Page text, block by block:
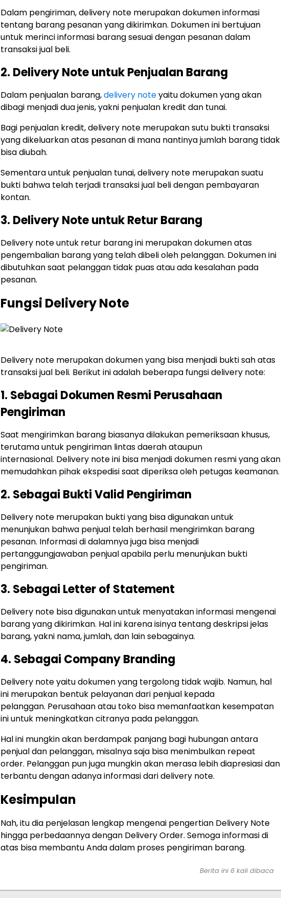
Dalam pengiriman, delivery note merupakan dokumen informasi
tentang barang pesanan yang dikirimkan. Dokumen ini bertujuan
untuk merinci informasi barang sesuai dengan pesanan dalam
transaksi jual beli.
2. Delivery Note untuk Penjualan Barang
Dalam penjualan barang,delivery noteyaitu dokumen yang akan
dibagi menjadi dua jenis, yakni penjualan kredit dan tunai.
Bagi penjualan kredit, delivery note merupakan sutu bukti transaksi
yang dikeluarkan atas pesanan di mana nantinya jumlah barang tidak
bisa diubah.
Sementara untuk penjualan tunai, delivery note merupakan suatu
bukti bahwa telah terjadi transaksi jual beli dengan pembayaran
kontan.
3. Delivery Note untuk Retur Barang
Delivery note untuk retur barang ini merupakan dokumen atas
pengembalian barang yang telah dibeli oleh pelanggan. Dokumen ini
dibutuhkan saat pelanggan tidak puas atau ada kesalahan pada
pesanan.
Fungsi Delivery Note
Delivery note merupakan dokumen yang bisa menjadi bukti sah atas
transaksi jual beli. Berikut ini adalah beberapa fungsi delivery note:
1. Sebagai Dokumen Resmi Perusahaan
Pengiriman
Saat mengirimkan barang biasanya dilakukan pemeriksaan khusus,
terutama untuk pengiriman lintas daerah ataupun
internasional. Delivery note ini bisa menjadi dokumen resmi yang akan
memudahkan pihak ekspedisi saat diperiksa oleh petugas keamanan.
2. Sebagai Bukti Valid Pengiriman
Delivery note merupakan bukti yang bisa digunakan untuk
menunjukan bahwa penjual telah berhasil mengirimkan barang
pesanan. Informasi di dalamnya juga bisa menjadi
pertanggungjawaban penjual apabila perlu menunjukan bukti
pengiriman.
3. Sebagai Letter of Statement
Delivery note bisa digunakan untuk menyatakan informasi mengenai
barang yang dikirimkan. Hal ini karena isinya tentang deskripsi jelas
barang, yakni nama, jumlah, dan lain sebagainya.
4. Sebagai Company Branding
Delivery note yaitu dokumen yang tergolong tidak wajib. Namun, hal
ini merupakan bentuk pelayanan dari penjual kepada
pelanggan. Perusahaan atau toko bisa memanfaatkan kesempatan
ini untuk meningkatkan citranya pada pelanggan.
Hal ini mungkin akan berdampak panjang bagi hubungan antara
penjual dan pelanggan, misalnya saja bisa menimbulkan repeat
order. Pelanggan pun juga mungkin akan merasa lebih diapresiasi dan
terbantu dengan adanya informasi dari delivery note.
Kesimpulan
Nah, itu dia penjelasan lengkap mengenai pengertian Delivery Note
hingga perbedaannya dengan Delivery Order. Semoga informasi di
atas bisa membantu Anda dalam proses pengiriman barang.
Berita ini 6 kali dibaca